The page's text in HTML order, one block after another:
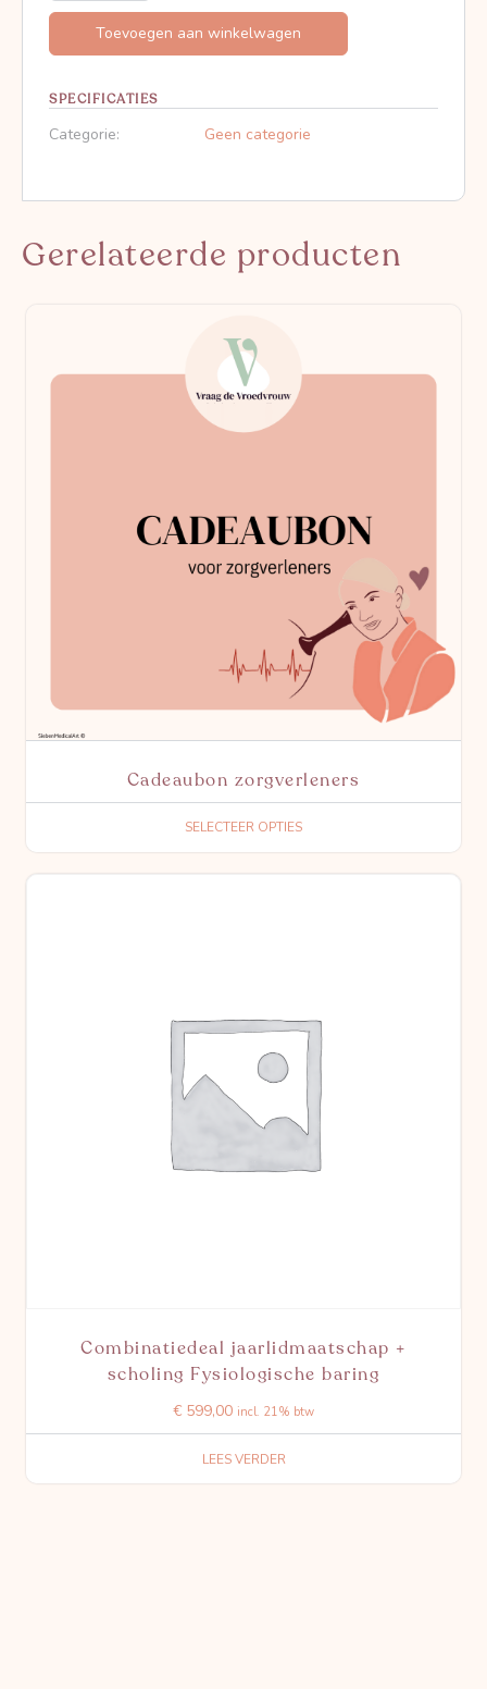
Toevoegen aan winkelwagen
SPECIFICATIES
Categorie: Geen categorie
Gerelateerde producten
Cadeaubon zorgverleners
SELECTEER OPTIES
Combinatiedeal jaarlidmaatschap +
scholing Fysiologische baring
€ 599,00 incl. 21% btw
LEES VERDER